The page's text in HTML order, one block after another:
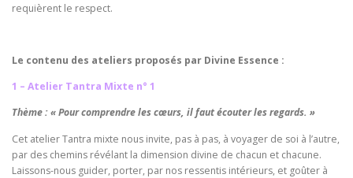
requièrent le respect.
Le contenu des ateliers proposés par Divine Essence :
1 – Atelier Tantra Mixte n° 1
Thème : « Pour comprendre les cœurs, il faut écouter les regards. »
Cet atelier Tantra mixte nous invite, pas à pas, à voyager de soi à l’autre,
par des chemins révélant la dimension divine de chacun et chacune.
Laissons-nous guider, porter, par nos ressentis intérieurs, et goûter à